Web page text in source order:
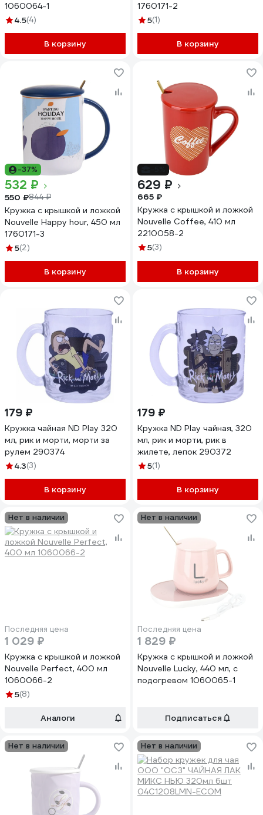
1060064-1
4.5(4)
В корзину
1760171-2
5(1)
В корзину
-37%
532 ₽
550 ₽844 ₽
Кружка с крышкой и ложкой
Nouvelle Happy hour, 450 мл
1760171-3
5(2)
В корзину
629 ₽
665 ₽
Кружка с крышкой и ложкой
Nouvelle Coffee, 410 мл
2210058-2
5(3)
В корзину
179 ₽
Кружка чайная ND Play 320
мл, рик и морти, морти за
рулем 290374
4.3(3)
В корзину
179 ₽
Кружка ND Play чайная, 320
мл, рик и морти, рик в
жилете, лепок 290372
5(1)
В корзину
Нет в наличии
Последняя цена
1 029 ₽
Кружка с крышкой и ложкой
Nouvelle Perfect, 400 мл
1060066-2
5(8)
Аналоги
Нет в наличии
Последняя цена
1 829 ₽
Кружка с крышкой и ложкой
Nouvelle Lucky, 440 мл, с
подогревом 1060065-1
Подписаться
Нет в наличии Нет в наличии